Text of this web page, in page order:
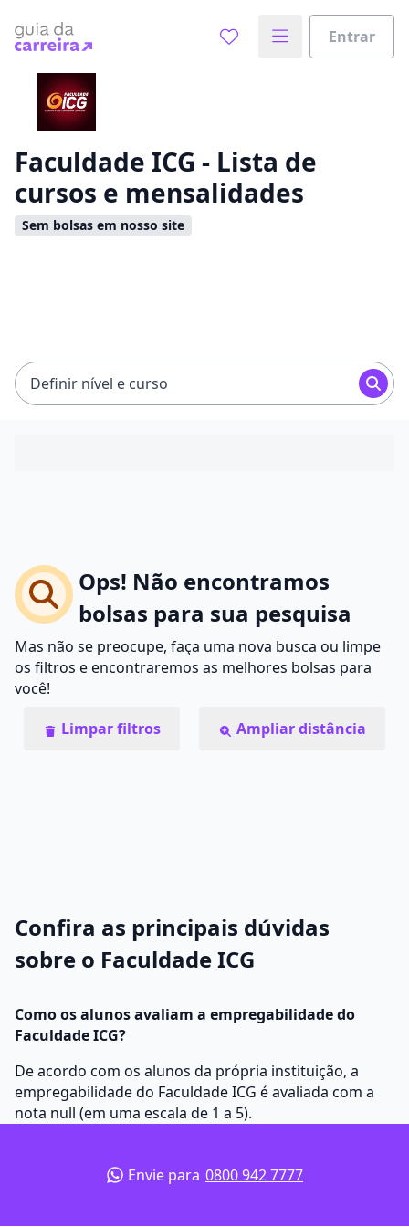
Entrar
Vamos te guiar no caminho ideal para seus estudos
Sim, já sei
Faculdade ICG - Lista de
cursos e mensalidades
Sem bolsas em nosso site
Definir nível e curso
Ops! Não encontramos
bolsas para sua pesquisa
Mas não se preocupe, faça uma nova busca ou limpe
os filtros e encontraremos as melhores bolsas para
você!
Limpar filtros
Ampliar distância
Confira as principais dúvidas
sobre o Faculdade ICG
Como os alunos avaliam a empregabilidade do
Faculdade ICG?
De acordo com os alunos da própria instituição, a
empregabilidade do Faculdade ICG é avaliada com a
nota null (em uma escala de 1 a 5).
Envie para 0800 942 7777